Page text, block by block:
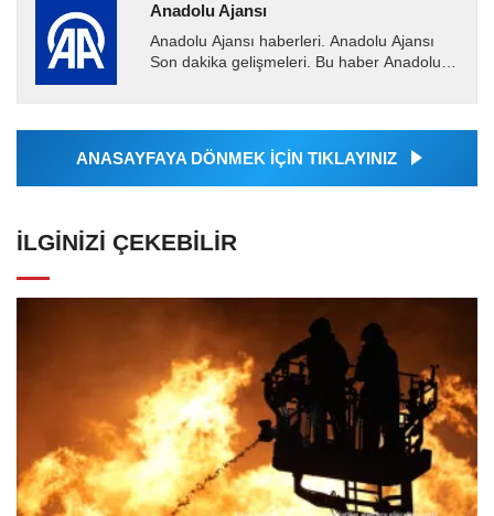
Anadolu Ajansı
Anadolu Ajansı haberleri. Anadolu Ajansı
Son dakika gelişmeleri. Bu haber Anadolu
Ajansı tarafından...
ANASAYFAYA DÖNMEK İÇİN TIKLAYINIZ
İLGINIZI ÇEKEBILIR